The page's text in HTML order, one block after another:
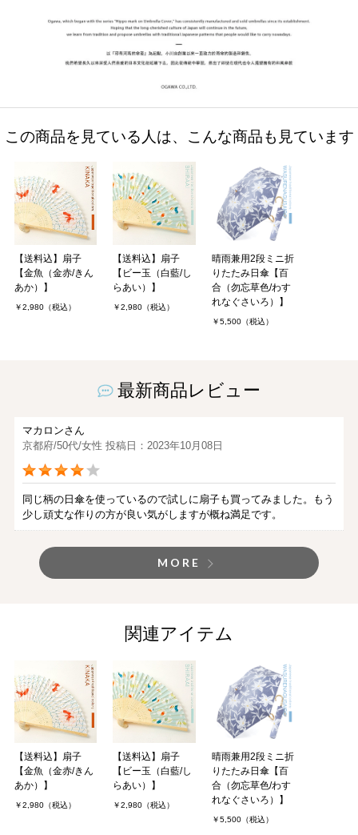
この商品を見ている人は、こんな商品も見ています
【送料込】扇子
【金魚（金赤/きん
あか）】
￥2,980（税込）
【送料込】扇子
【ビー玉（白藍/し
らあい）】
￥2,980（税込）
晴雨兼用2段ミニ折
りたたみ日傘【百
合（勿忘草色/わす
れなぐさいろ）】
￥5,500（税込）
最新商品レビュー
マカロンさん
京都府/50代/女性 投稿日：2023年10月08日
同じ柄の日傘を使っているので試しに扇子も買ってみました。もう
少し頑丈な作りの方が良い気がしますが概ね満足です。
MORE
関連アイテム
【送料込】扇子
【金魚（金赤/きん
あか）】
￥2,980（税込）
【送料込】扇子
【ビー玉（白藍/し
らあい）】
￥2,980（税込）
晴雨兼用2段ミニ折
りたたみ日傘【百
合（勿忘草色/わす
れなぐさいろ）】
￥5,500（税込）